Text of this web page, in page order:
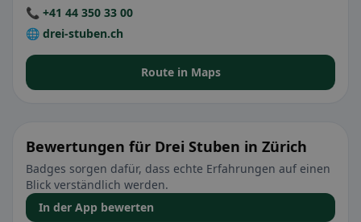
📞 +41 44 350 33 00
🌐 drei-stuben.ch
Route in Maps
Bewertungen für Drei Stuben in Zürich
Badges sorgen dafür, dass echte Erfahrungen auf einen
Blick verständlich werden.
In der App bewerten